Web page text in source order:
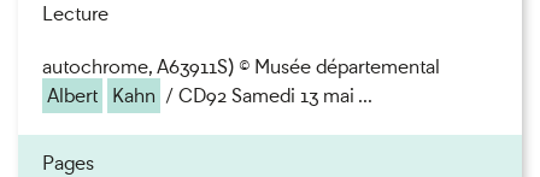
Lecture
autochrome, A63911S) © Musée départemental
Albert
Kahn / CD92 Samedi 13 mai ...
Pages